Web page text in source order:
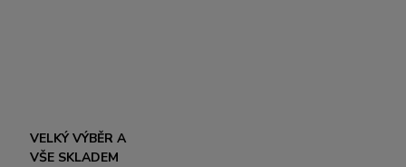
VELKÝ VÝBĚR A
VŠE SKLADEM